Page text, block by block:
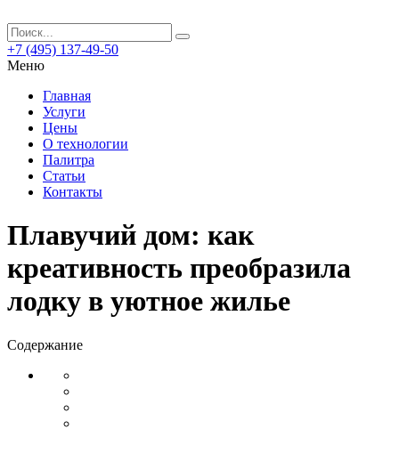
+7 (495) 137-49-50
Меню
Главная
Услуги
Цены
О технологии
Палитра
Статьи
Контакты
Плавучий дом: как
креативность преобразила
лодку в уютное жилье
Содержание